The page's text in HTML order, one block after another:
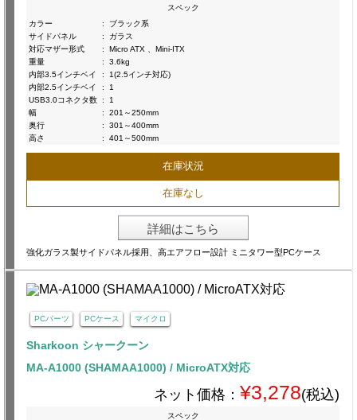
スペック
カラー
:
ブラック系
サイドパネル
:
ガラス
対応マザー形式
:
Micro ATX 、Mini-ITX
重量
:
3.6kg
内部3.5インチベイ
:
1(2.5インチ対応)
内部2.5インチベイ
:
1
USB3.0コネクタ数 :
1
幅
:
201～250mm
奥行
:
301～400mm
高さ
: 401～500mm
在庫状況
在庫なし
詳細はこちら
強化ガラス製サイドパネル採用、高エアフロー設計 ミニタワー型PCケース
PCパーツ PCケース マイクロ
Sharkoon シャークーン
MA-A1000 (SHAMAA1000) / MicroATX対応
ネット価格： ¥3,278(税込)
スペック